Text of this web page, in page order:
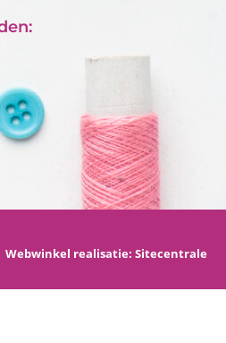
Webwinkel realisatie: Sitecentrale